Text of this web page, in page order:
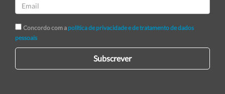
Concordo com a política de privacidade e de tratamento de dados
pessoais
Subscrever